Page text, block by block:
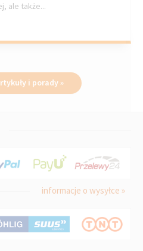
ale także...
i porady »
informacje o wysyłce »